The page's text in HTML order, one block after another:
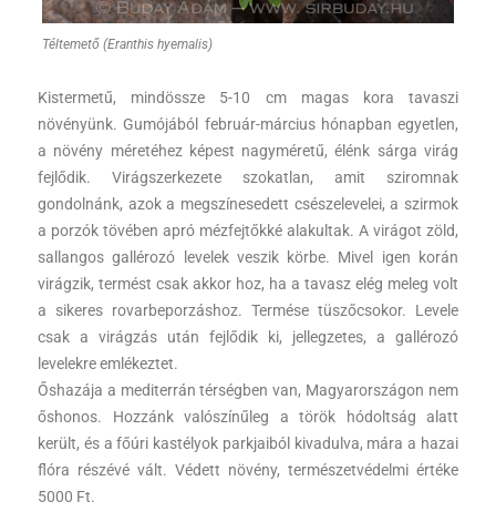
Téltemető (Eranthis hyemalis)
Kistermetű, mindössze 5-10 cm magas kora tavaszi
növényünk. Gumójából február-március hónapban egyetlen,
a növény méretéhez képest nagyméretű, élénk sárga virág
fejlődik. Virágszerkezete szokatlan, amit sziromnak
gondolnánk, azok a megszínesedett csészelevelei, a szirmok
a porzók tövében apró mézfejtőkké alakultak. A virágot zöld,
sallangos gallérozó levelek veszik körbe. Mivel igen korán
virágzik, termést csak akkor hoz, ha a tavasz elég meleg volt
a sikeres rovarbeporzáshoz. Termése tüszőcsokor. Levele
csak a virágzás után fejlődik ki, jellegzetes, a gallérozó
levelekre emlékeztet.
Őshazája a mediterrán térségben van, Magyarországon nem
őshonos. Hozzánk valószínűleg a török hódoltság alatt
került, és a főúri kastélyok parkjaiból kivadulva, mára a hazai
flóra részévé vált. Védett növény, természetvédelmi értéke
5000 Ft.